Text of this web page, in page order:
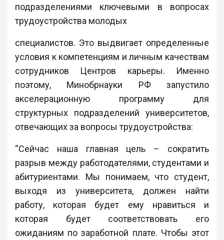
подразделениями ключевыми в вопросах
трудоустройства молодых
специалистов. Это выдвигает определенные
условия к компетенциям и личным качествам
сотрудников Центров карьеры. Именно
поэтому, Минобрнауки РФ запустило
акселерационную программу для
структурных подразделений университетов,
отвечающих за вопросы трудоустройства:
“Сейчас наша главная цель – сократить
разрыв между работодателями, студентами и
абитуриентами. Мы понимаем, что студент,
выходя из университета, должен найти
работу, которая будет ему нравиться и
которая будет соответствовать его
ожиданиям по заработной плате. Чтобы этот